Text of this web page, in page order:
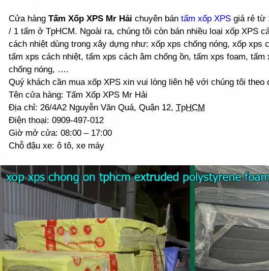
Cửa hàng Tấm Xốp XPS Mr Hải chuyên bán tấm xốp XPS giá rẻ từ
/ 1 tấm ở TpHCM. Ngoài ra, chúng tôi còn bán nhiều loại xốp XPS
cách nhiệt dùng trong xây dựng như: xốp xps chống nóng, xốp xps
tấm xps cách nhiệt, tấm xps cách âm chống ồn, tấm xps foam, tấm
chống nóng, ….
Quý khách cần mua xốp XPS xin vui lòng liên hệ với chúng tôi theo
Tên cửa hàng: Tấm Xốp XPS Mr Hải
Địa chỉ: 26/4A2 Nguyễn Văn Quá, Quận 12, TpHCM
Điện thoại: 0909-497-012
Giờ mở cửa: 08:00 – 17:00
Chỗ đậu xe: ô tô, xe máy